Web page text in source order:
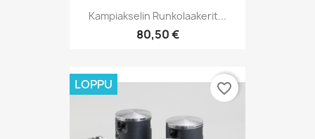
Kampiakselin Runkolaakerit...
80,50 €
LOPPU favorite_border